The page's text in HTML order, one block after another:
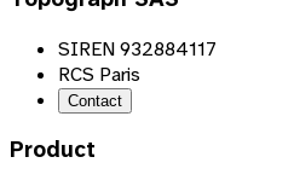
SIREN 932884117
RCS Paris
Contact
Product